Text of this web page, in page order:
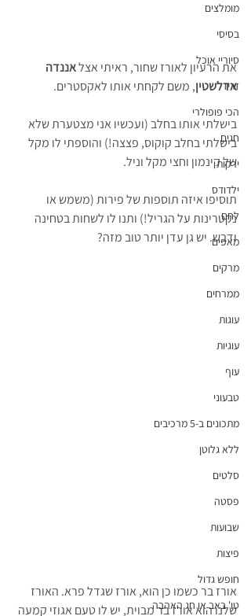
מומלצים
בסיסי
סיוריי אוכל
זריז
הכי פופולרי
חגים
ירקות
ילדודס
לחם
מאפים
מרקים
ממרחים
עוגות
עוגיות
עוף
טבעוני
מתכונים ב-5 מרכיבים
ללא גלוטן
סלטים
פסטה
שבועות
פיצות
חופש גדול
טו' באב או חג האהבה
את הרעיון לאורז שחור, ראיתי אצל אננדה
אדלשטין, משם לקחתי אותו לאקסטרים.
בישלתי אותו בחלב (ועכשיו אני מצטערת שלא
בישלתי בחלב קוקוס, פצצה!) והוספתי לו מקל
של קינמון וחצי מקל וניל.
תוסיפו איזה תוספות של פירות (משמש או
נקטרינות על הגריל!) ותנו לו לשחות בטחינה
ודבש. יש גן עדן יותר טוב מזה?
אורז בר כשמו כן הוא, אורז שגדל פרא. האורז
שלנו הוא אורז בר מבוית, יש לו טעם אגוזי קמעה